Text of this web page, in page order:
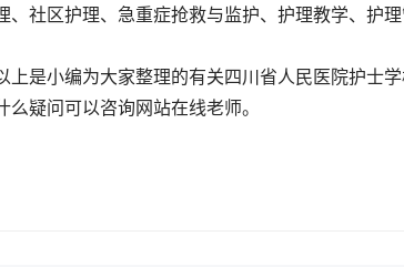
、社区护理、急重症抢救与监护、护理教学、护理
是小编为大家整理的有关四川省人民医院护士学
么疑问可以咨询网站在线老师。